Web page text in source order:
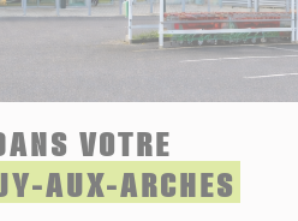
VOTRE
AUX-ARCHES